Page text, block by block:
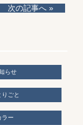
次の記事へ »
らせ
りごと
ラー